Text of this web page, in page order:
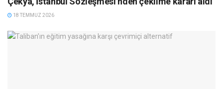
18 TEMMUZ 2026